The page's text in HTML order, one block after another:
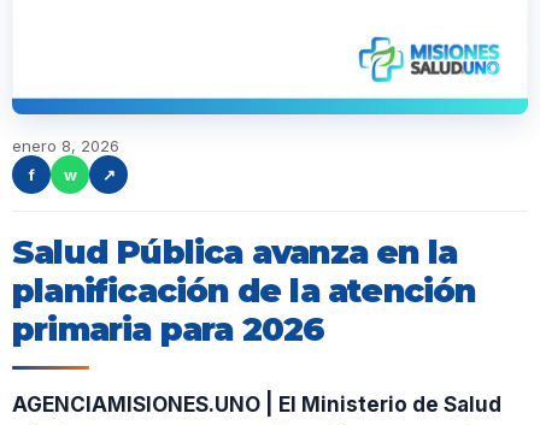
enero 8, 2026
f
w ↗
Salud Pública avanza en la
planificación de la atención
primaria para 2026
AGENCIAMISIONES.UNO | El Ministerio de Salud